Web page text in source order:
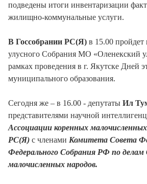
подведены итоги инвентаризации
жилищно-коммунальные услуги.
В Госсобрании РС(Я) в 15.00 пройдет
улусного Собрания МО «Оленекский
рамках проведения в г. Якутске Дней
муниципального образования.
Сегодня же – в 16.00 - депутаты Ил
представителями научной
Ассоциации коренных
РС(Я) с членами Комитета Совета
Федерального Собрания РФ по делам
малочисленных народов.